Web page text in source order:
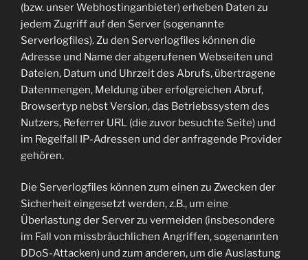
(bzw. unser Webhostinganbieter) erheben Daten zu
jedem Zugriff auf den Server (sogenannte
Serverlogfiles). Zu den Serverlogfiles können die
Adresse und Name der abgerufenen Webseiten und
Dateien, Datum und Uhrzeit des Abrufs, übertragene
Datenmengen, Meldung über erfolgreichen Abruf,
Browsertyp nebst Version, das Betriebssystem des
Nutzers, Referrer URL (die zuvor besuchte Seite) und
im Regelfall IP-Adressen und der anfragende Provider
gehören.
Die Serverlogfiles können zum einen zu Zwecken der
Sicherheit eingesetzt werden, z.B., um eine
Überlastung der Server zu vermeiden (insbesondere
im Fall von missbräuchlichen Angriffen, sogenannten
DDoS-Attacken) und zum anderen, um die Auslastung